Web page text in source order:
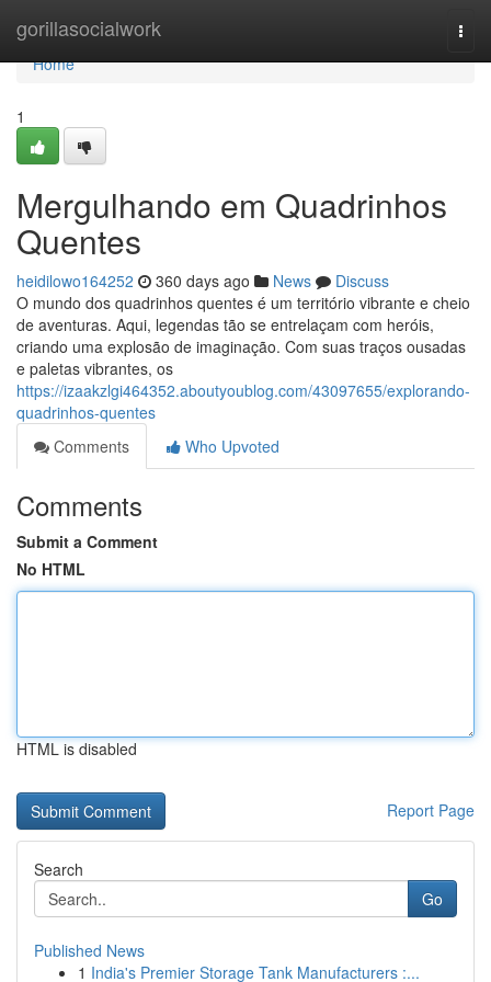
gorillasocialwork
Home
Home
1
Mergulhando em Quadrinhos
Quentes
heidilowo164252 360 days ago News
Discuss
O mundo dos quadrinhos quentes é um território vibrante e cheio
de aventuras. Aqui, legendas tão se entrelaçam com heróis,
criando uma explosão de imaginação. Com suas traços ousadas
e paletas vibrantes, os
https://izaakzlgi464352.aboutyoublog.com/43097655/explorando-
quadrinhos-quentes
Comments
Who Upvoted
Comments
Submit a Comment
No HTML
HTML is disabled
Report Page
Search
Go
Published News
1 India's Premier Storage Tank Manufacturers :...